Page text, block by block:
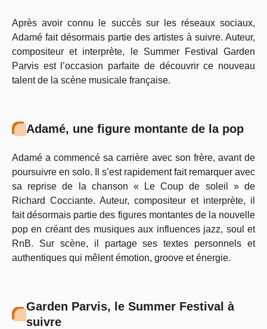
Après avoir connu le succès sur les réseaux sociaux,
Adamé fait désormais partie des artistes à suivre. Auteur,
compositeur et interprète, le Summer Festival Garden
Parvis est l’occasion parfaite de découvrir ce nouveau
talent de la scène musicale française.
Adamé, une figure montante de la pop
Adamé a commencé sa carrière avec son frère, avant de
poursuivre en solo. Il s’est rapidement fait remarquer avec
sa reprise de la chanson « Le Coup de soleil » de
Richard Cocciante. Auteur, compositeur et interprète, il
fait désormais partie des figures montantes de la nouvelle
pop en créant des musiques aux influences jazz, soul et
RnB. Sur scène, il partage ses textes personnels et
authentiques qui mêlent émotion, groove et énergie.
Garden Parvis, le Summer Festival à
suivre